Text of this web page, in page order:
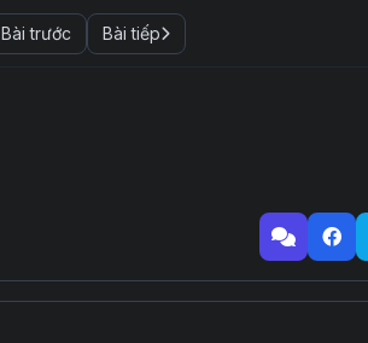
Bài trước Bài tiếp
00:00 05:52